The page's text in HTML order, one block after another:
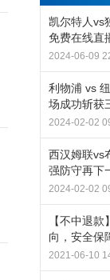
凯尔特人vs独行侠直
免费在线直
2024-06-09
利物浦 vs
场成功斩获
2024-02-02
西汉姆联vs
强防守再下
2024-02-02
【不中退
向，安全保
2021-06-10